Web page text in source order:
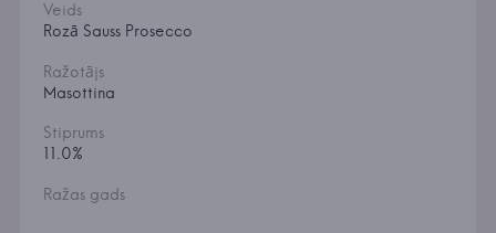
Veids
Rozā Sauss Prosecco
Ražotājs
Masottina
Stiprums
11.0%
Ražas gads